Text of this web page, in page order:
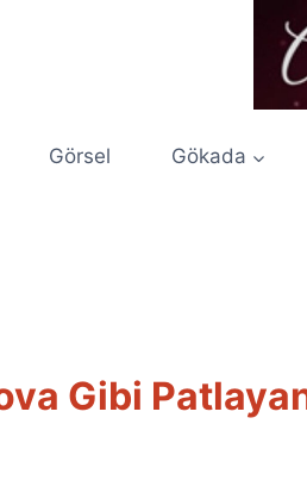
Görsel Gökada
Gibi